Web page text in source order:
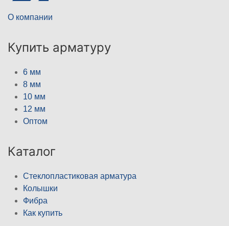
О компании
Купить арматуру
6 мм
8 мм
10 мм
12 мм
Оптом
Каталог
Стеклопластиковая арматура
Колышки
Фибра
Как купить